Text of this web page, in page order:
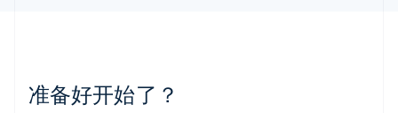
准备好开始了？
挪威